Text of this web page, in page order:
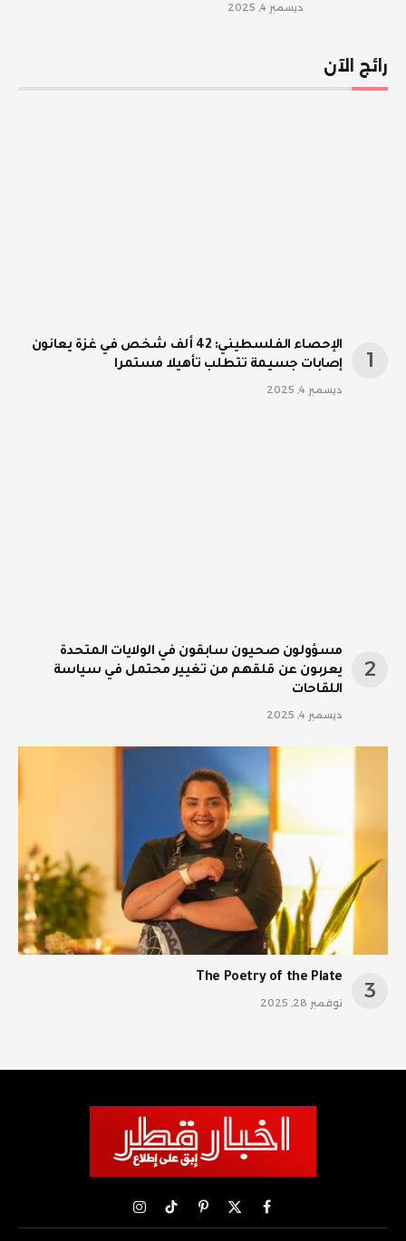
ديسمبر 4, 2025
رائج الآن
الإحصاء الفلسطيني: 42 ألف شخص في غزة يعانون
إصابات جسيمة تتطلب تأهيلا مستمرا
ديسمبر 4, 2025
مسؤولون صحيون سابقون في الولايات المتحدة
يعربون عن قلقهم من تغيير محتمل في سياسة
اللقاحات
ديسمبر 4, 2025
The Poetry of the Plate
نوفمبر 28, 2025
فيسبوك
X
(Twitter)
بينتيريستتيكتوكالانستغرام